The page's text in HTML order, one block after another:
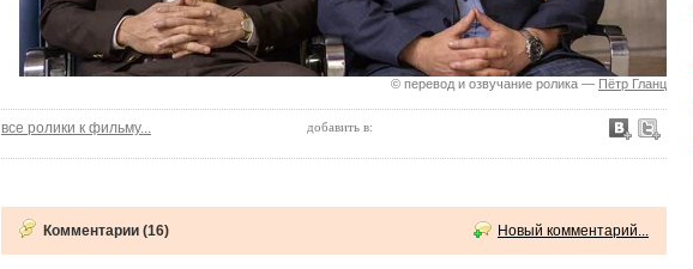
© перевод и озвучание ролика — Пётр Гланц
все ролики к фильму... добавить в:
Комментарии (16) Новый комментарий...